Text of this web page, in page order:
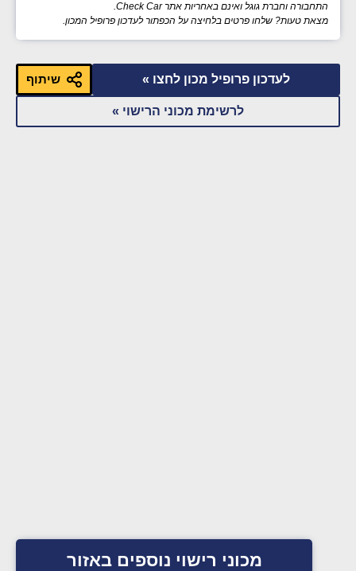
התחבורה וחברת גוגל ואינם באחריות אתר Check Car.
מצאת טעות? שלחו פרטים בלחיצה על הכפתור לעדכון פרופיל המכון.
לעדכון פרופיל מכון לחצו »
לרשימת מכוני הרישוי »
שיתוף
מכוני רישוי נוספים באזור